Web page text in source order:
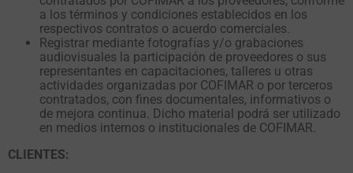
a los términos y condiciones establecidos en los
respectivos contratos o acuerdo comerciales.
Registrar mediante fotografías y/o grabaciones
audiovisuales la participación de proveedores o sus
representantes en capacitaciones, talleres u otras
actividades organizadas por COFIMAR o por terceros
contratados, con fines documentales, informativos o
de mejora continua. Dicho material podrá ser utilizado
en medios internos o institucionales de COFIMAR.
CLIENTES: